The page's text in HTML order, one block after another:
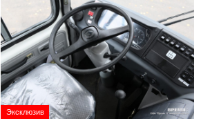
Эксклюзив